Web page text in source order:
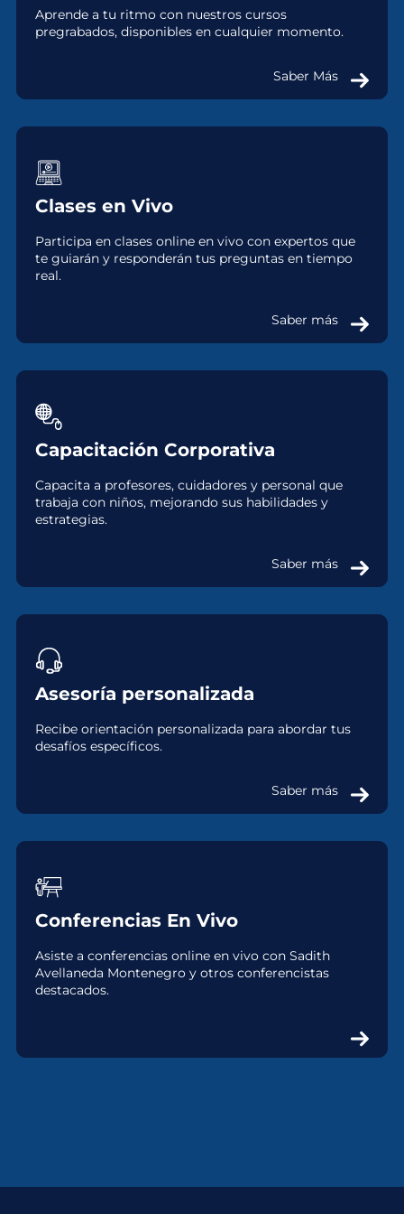
Aprende a tu ritmo con nuestros cursos
pregrabados, disponibles en cualquier momento.
Saber Más
Clases en Vivo
Participa en clases online en vivo con expertos que
te guiarán y responderán tus preguntas en tiempo
real.
Saber más
Capacitación Corporativa
Capacita a profesores, cuidadores y personal que
trabaja con niños, mejorando sus habilidades y
estrategias.
Saber más
Asesoría personalizada
Recibe orientación personalizada para abordar tus
desafíos específicos.
Saber más
Conferencias En Vivo
Asiste a conferencias online en vivo con Sadith
Avellaneda Montenegro y otros conferencistas
destacados.